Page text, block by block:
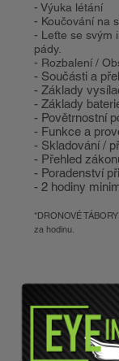
- Výuka létání
- Koučování na
- Leťte se svým
pády.
- Rozbalení /
- Součásti a
- Základy
- Základy
- Povětrnostní
- Funkce a
- Skladování /
- Přehled
- Poradenství
- 2 hodiny
*DRONOVÉ
za hodinu.